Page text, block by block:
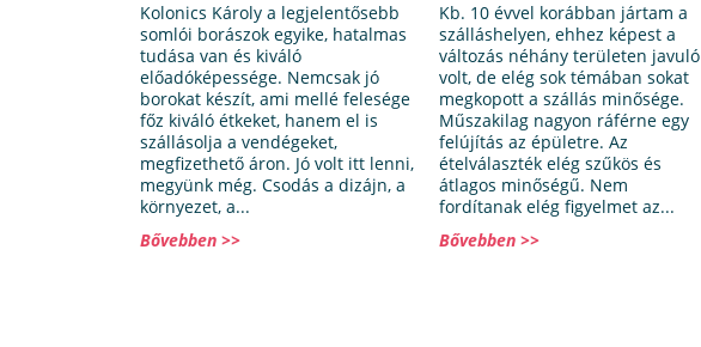
Kolonics Károly a legjelentősebb
somlói borászok egyike, hatalmas
tudása van és kiváló
előadóképessége. Nemcsak jó
borokat készít, ami mellé felesége
főz kiváló étkeket, hanem el is
szállásolja a vendégeket,
megfizethető áron. Jó volt itt lenni,
megyünk még. Csodás a dizájn, a
környezet, a...
Bővebben >>
Kb. 10 évvel korábban jártam a
szálláshelyen, ehhez képest a
változás néhány területen javuló
volt, de elég sok témában sokat
megkopott a szállás minősége.
Műszakilag nagyon ráférne egy
felújítás az épületre. Az
ételválaszték elég szűkös és
átlagos minőségű. Nem
fordítanak elég figyelmet az...
Bővebben >>